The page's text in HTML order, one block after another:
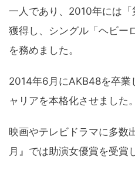
一人であり、2010年には
獲得し、シングル「ヘビー
を務めました。
2014年6月にAKB48を卒業
ャリアを本格化させました。
映画やテレビドラマに多数
月』では助演女優賞を受賞